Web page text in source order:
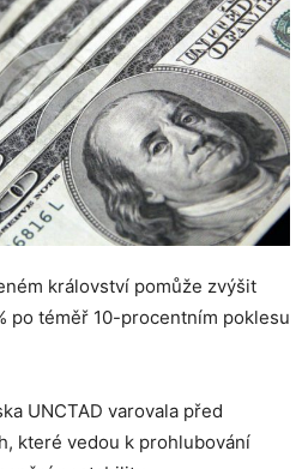
království pomůže zvýšit
po téměř 10-procentním poklesu
UNCTAD varovala před
které vedou k prohlubování